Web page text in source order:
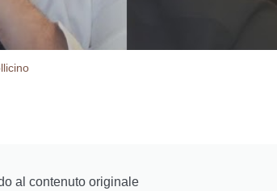
al contenuto originale